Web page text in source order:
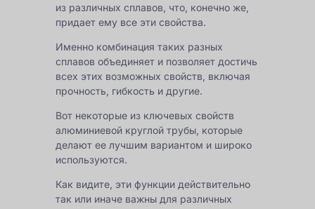
из различных сплавов, что, конечно же,
придает ему все эти свойства.
Именно комбинация таких разных
сплавов объединяет и позволяет достичь
всех этих возможных свойств, включая
прочность, гибкость и другие.
Вот некоторые из ключевых свойств
алюминиевой круглой трубы, которые
делают ее лучшим вариантом и широко
используются.
Как видите, эти функции действительно
так или иначе важны для различных